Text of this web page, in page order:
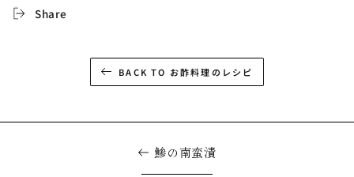
Share
BACK TO お酢料理のレシピ
鯵の南蛮漬